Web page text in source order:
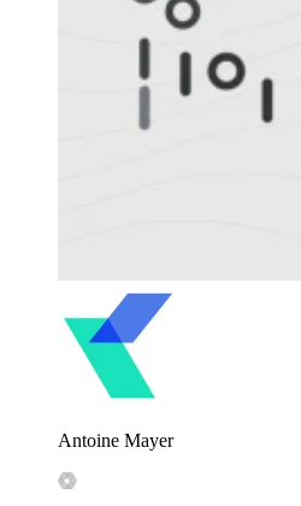
Antoine Mayer